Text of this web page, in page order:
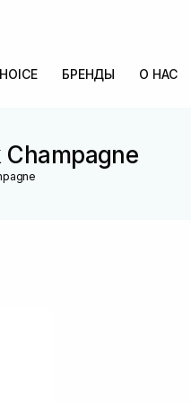
БРЕНДЫ О НАС
Champagne